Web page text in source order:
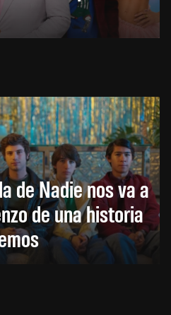
de Nadie nos va a
de una historia